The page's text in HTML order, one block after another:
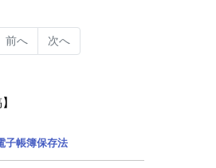
前へ 次へ
子帳簿保存法